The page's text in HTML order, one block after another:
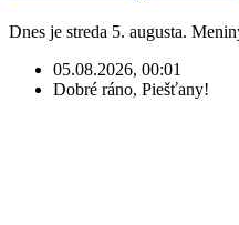
Dnes je streda 5. augusta.
05.08.2026, 00:01
Dobré ráno, Piešťany!